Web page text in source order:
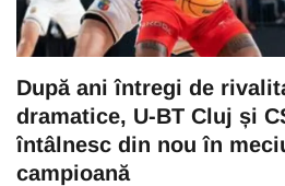
După ani întregi de
dramatice, U-BT Cluj și
întâlnesc din nou în
campioană